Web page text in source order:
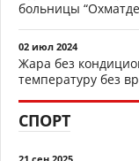
больницы
02 июл 2024
Жара без
температуру без
СПОРТ